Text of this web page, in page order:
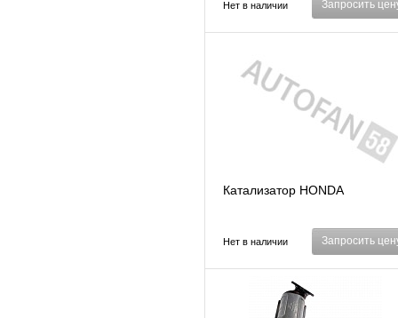
Нет в наличии Запросить
Катализатор HONDA
Нет в наличии Запросить